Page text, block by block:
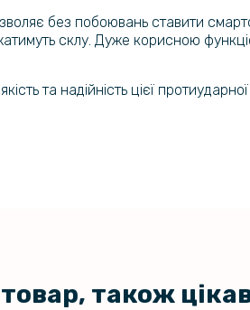
без побоювань ставити
склу. Дуже корисною
та надійність цієї
також